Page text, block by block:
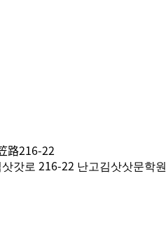
路216-22
갓로 216-22 난고김삿삿문학원